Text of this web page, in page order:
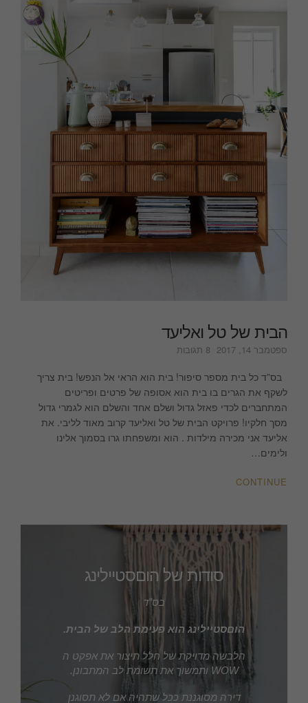
הבית של טל ואליעד
ספטמבר 14, 2017 8 תגובות
של
טל
ואליעד
בס”ד כל בית מספר סיפור! בית הוא הראי אל הנפש! בית צריך
לשקף את הגרים בו בית הוא אסופה של פרטים ופריטים
המתחברים לכדי פאזל גדול ושלם אחד והשלם הוא לגמרי גדול
מסך חלקיו! פרויקט הבית של טל ואליעד קרוב מאוד לליבי. את
אליעד אני מכירה מילדות . הוא ומשפחתו גרו בסמוך אלינו
ולימים…
CONTINUE
סודות של הוםסטיילינג
בס”ד
הוםסטיילינג הוא פעימת הלב של הבית.
הלבשה מדויקת של חלל תיצור את אפקט ה
WOW ותמשוך את תשומת לב המתבונן.
דירה מסוגננת ככל שתהיה אם לא תסוגנן